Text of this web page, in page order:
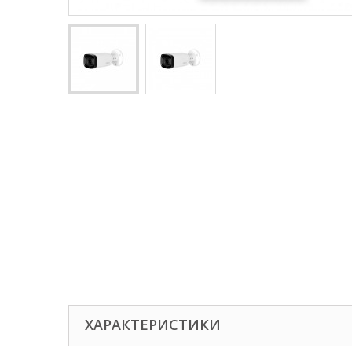
ХАРАКТЕРИСТИКИ